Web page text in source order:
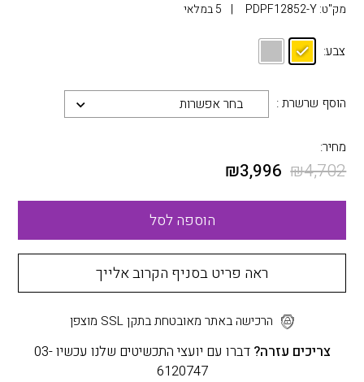
מק"ט:PDPF12852-Y
| 5 במלאי
צבע:
הוסף שרשרת : בחר אפשרות
מחיר:
₪4,702
₪3,996
הוספה לסל
ראה פריט בסניף הקרוב אלייך
הרכישה באתר מאובטחת בתקן SSL מוצפן
צריכים עזרה?
דברו עם יועצי התכשיטים שלנו עכשיו 03-
6120747